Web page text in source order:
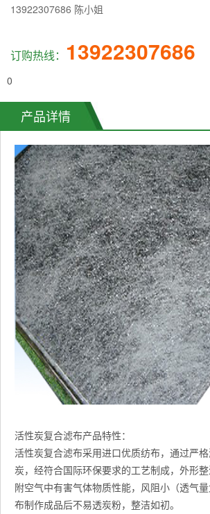
13922307686 陈小姐
订购热线： 13922307686
0
产品详情
活性炭复合滤布产品特性：
活性炭复合滤布采用进口优质纺布，通过严
炭，经符合国际环保要求的工艺制成，外形
附空气中有害气体物质性能，风阻小（透气
布制作成品后不易透炭粉，整洁如初。